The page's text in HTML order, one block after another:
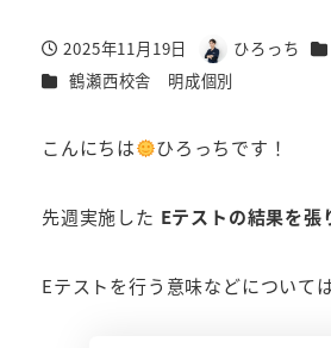
投稿日
2025年11月19日
著
者
ひろっち カ
カテゴリー
鶴瀬西校舎 明成個別
こんにちは ひろっちです！
先週実施した Eテストの結果を張
Eテストを行う意味などについて